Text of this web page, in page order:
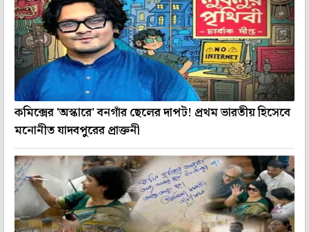
কমিক্সের 'অস্কারে' বনগাঁর ছেলের দাপট! প্রথম ভারতীয় হিসেবে
মনোনীত যাদবপুরের প্রাক্তনী